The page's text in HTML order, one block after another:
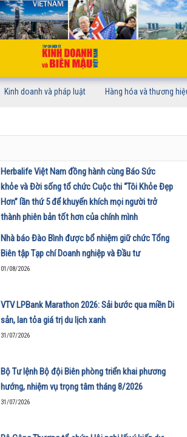
Kinh doanh và pháp luật Hàng hóa và thương
Herbalife Việt Nam đồng hành cùng Báo Sức
khỏe và Đời sống tổ chức Cuộc thi “Tôi Khỏe Đẹp
Hơn” lần thứ 5 để khuyến khích mọi người trở
thành phiên bản tốt hơn của chính mình
01/08/2026
Nhà báo Đào Bình được bổ nhiệm giữ chức Tổng
Biên tập Tạp chí Doanh nghiệp và Đầu tư
01/08/2026
VTV LPBank Marathon 2026: Sải bước qua miền Di
sản, lan tỏa giá trị du lịch xanh
31/07/2026
Bộ Tư lệnh Bộ đội Biên phòng triển khai phương
hướng, nhiệm vụ trọng tâm tháng 8/2026
31/07/2026